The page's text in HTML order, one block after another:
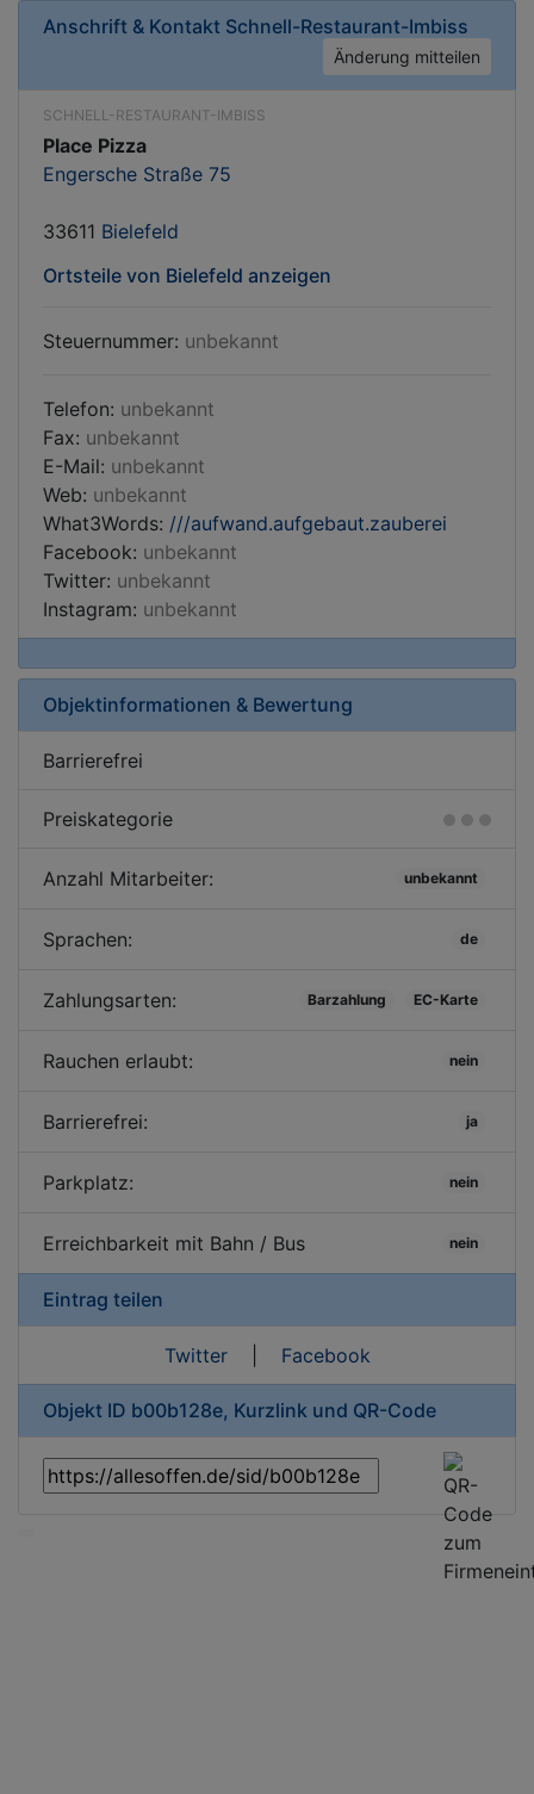
Anschrift & Kontakt Schnell-Restaurant-Imbiss
Änderung mitteilen
SCHNELL-RESTAURANT-IMBISS
Place Pizza
Engersche Straße 75
33611 Bielefeld
Ortsteile von Bielefeld anzeigen
Steuernummer: unbekannt
Telefon: unbekannt
Fax: unbekannt
E-Mail: unbekannt
Web: unbekannt
What3Words: ///aufwand.aufgebaut.zauberei
Facebook: unbekannt
Twitter: unbekannt
Instagram: unbekannt
Objektinformationen & Bewertung
Barrierefrei
Preiskategorie
Anzahl Mitarbeiter: unbekannt
Sprachen: de
Zahlungsarten: Barzahlung EC-Karte
Rauchen erlaubt: nein
Barrierefrei: ja
Parkplatz: nein
Erreichbarkeit mit Bahn / Bus nein
Eintrag teilen
Twitter| Facebook
Objekt ID b00b128e, Kurzlink und QR-Code